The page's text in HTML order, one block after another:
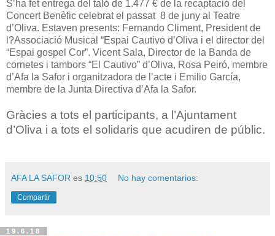
S’ha fet entrega del taló de 1.477 € de la recaptació del
Concert Benèfic celebrat el passat 8 de juny al Teatre
d’Oliva. Estaven presents: Fernando Climent, President de
l?Associació Musical “Espai Cautivo d’Oliva i el director del
“Espai gospel Cor”. Vicent Sala, Director de la Banda de
cornetes i tambors “El Cautivo” d’Oliva, Rosa Peiró, membre
d’Afa la Safor i organitzadora de l’acte i Emilio García,
membre de la Junta Directiva d’Afa la Safor.
Gràcies a tots el participants, a l’Ajuntament
d’Oliva i a tots el solidaris que acudiren de públic.
AFA LA SAFOR es 10:50 No hay comentarios:
Compartir
19.6.18